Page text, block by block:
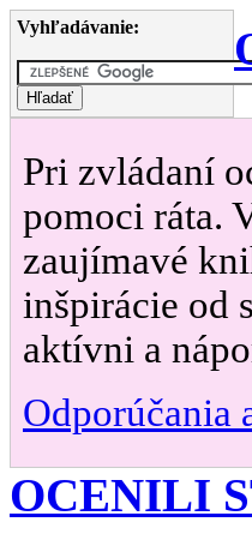
Vyhľadávanie:
Pri zvládaní
pomoci ráta.
zaujímavé
inšpirácie od
aktívni a
Odporúčania
OCENILI